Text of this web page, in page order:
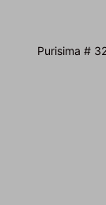
Purisima #